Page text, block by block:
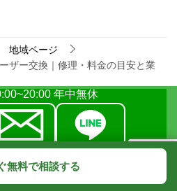
無料で相談する
地域ページ
ザー交換｜修理・料金の目安と業
年中無休